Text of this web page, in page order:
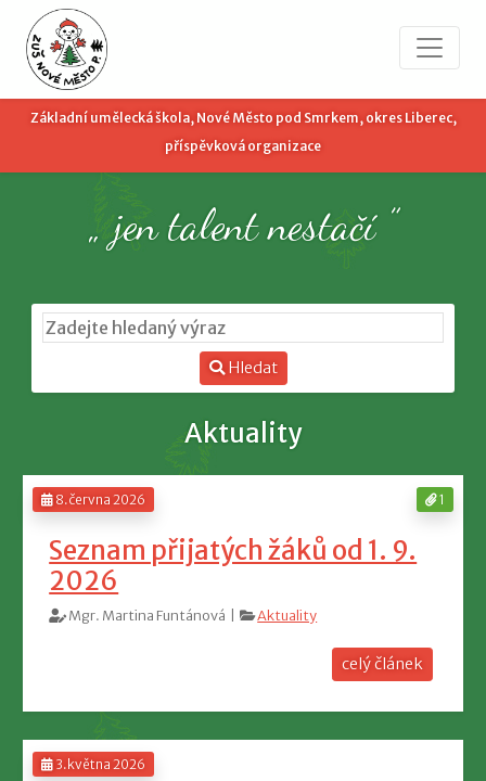
Základní umělecká škola, Nové Město pod Smrkem, okres Liberec,
příspěvková organizace
„ jen talent nestačí ”
Hledat
Aktuality
1
8.června 2026
Seznam přijatých žáků od 1. 9.
2026
Mgr. Martina Funtánová | Aktuality
celý článek
3.května 2026